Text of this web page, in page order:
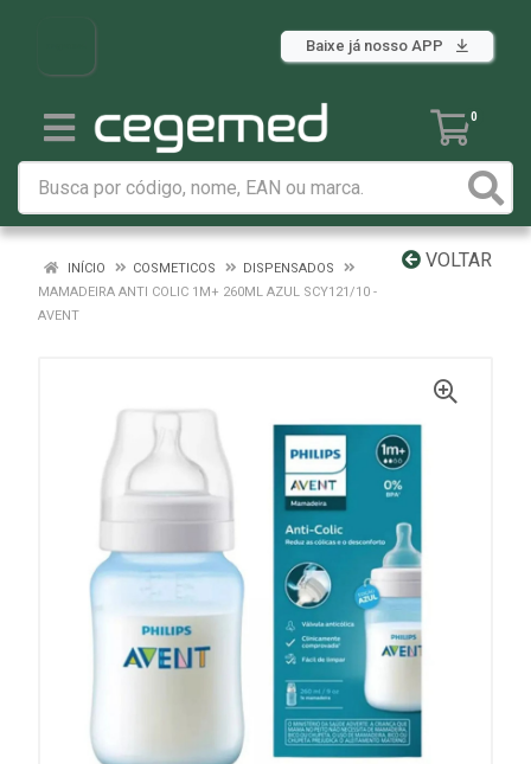
Baixe já nosso APP
0
VOLTAR
INÍCIO COSMETICOS
DISPENSADOS
MAMADEIRA ANTI COLIC 1M+ 260ML AZUL SCY121/10 -
AVENT